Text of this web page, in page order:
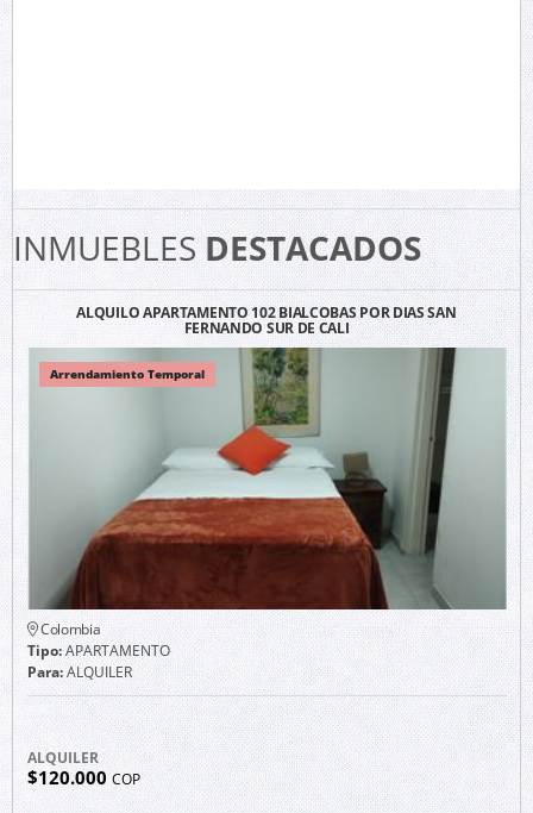
INMUEBLESDESTACADOS
ALQUILO APARTAMENTO 102 BIALCOBAS POR DIAS SAN
FERNANDO SUR DE CALI
Arrendamiento Temporal
Colombia
Tipo:APARTAMENTO
Para:ALQUILER
ALQUILER
$120.000COP